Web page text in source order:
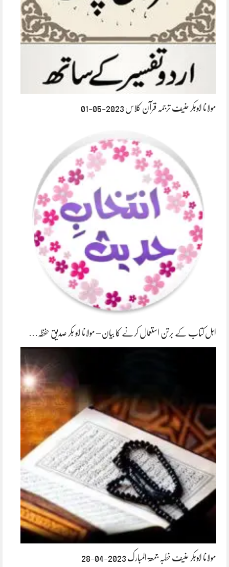
مولانا ابوبکر حنیف ترجمہ قرآن کلاس 2023-05-01
اہل کتاب کے برتن استعمال کرنے کا بیان – مولانا ابو بکر صدیق حفظہ…
مولانا ابوبکر حنیف خطبہ جمعۃ المبارک 2023-04-28